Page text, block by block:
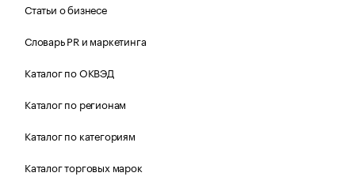
Статьи о бизнесе
Словарь PR и маркетинга
Каталог по ОКВЭД
Каталог по регионам
Каталог по категориям
Каталог торговых марок